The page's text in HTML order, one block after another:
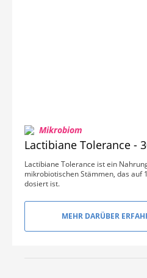
Mikrobiom
Lactibiane Tolerance -
Lactibiane Tolerance ist ein
mikrobiotischen Stämmen, das auf
dosiert ist.
MEHR DARÜBER